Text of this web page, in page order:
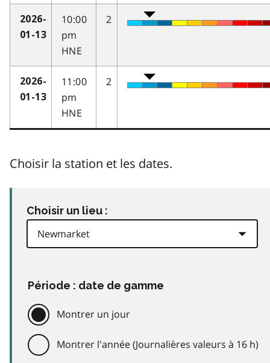
2026-
01-13
10:00
pm
HNE
2
2026-
01-13
11:00
pm
HNE
2
Choisir la station et les dates.
Choisir un lieu :
Période : date de gamme
Montrer un jour
Montrer l'année (Journalières valeurs à 16 h)